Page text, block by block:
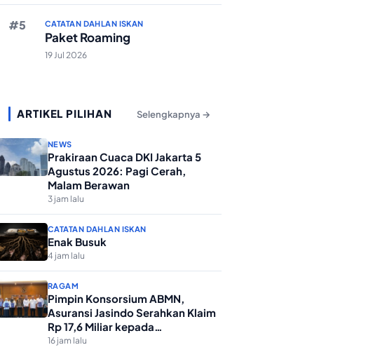
CATATAN DAHLAN ISKAN
Paket Roaming
19 Jul 2026
ARTIKEL PILIHAN Selengkapnya →
NEWS
Prakiraan Cuaca DKI Jakarta 5
Agustus 2026: Pagi Cerah,
Malam Berawan
3 jam lalu
CATATAN DAHLAN ISKAN
Enak Busuk
4 jam lalu
RAGAM
Pimpin Konsorsium ABMN,
Asuransi Jasindo Serahkan Klaim
Rp 17,6 Miliar kepada
Kementerian Agama
16 jam lalu